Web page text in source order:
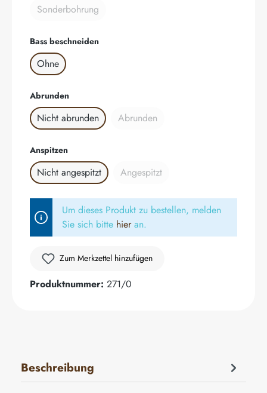
Sonderbohrung(Diese Option ist zurzeit nicht verfügbar.)
Bass beschneidenauswählen
Ohne
Abrundenauswählen
Nicht abrunden Abrunden(Diese Option ist zurzeit nicht
Anspitzenauswählen
Nicht angespitzt Angespitzt(Diese Option ist zurzeit nicht
Um dieses Produkt zu bestellen, melden
Sie sich bitte hieran.
Zum Merkzettel hinzufügen
Produktnummer: 271/0
Beschreibung